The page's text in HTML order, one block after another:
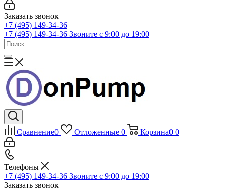
Заказать звонок
+7 (495) 149-34-36
+7 (495) 149-34-36 Звоните с 9:00 до 19:00
Сравнение0 Отложенные 0 Корзина0 0
Телефоны
+7 (495) 149-34-36 Звоните с 9:00 до 19:00
Заказать звонок